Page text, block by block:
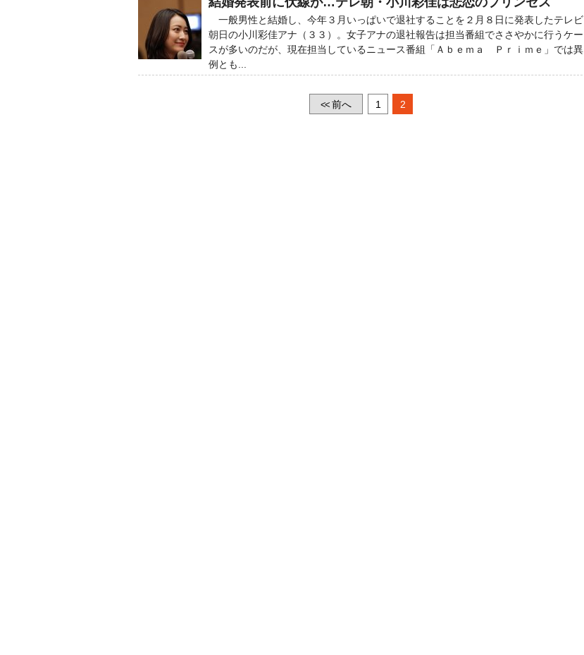
一般男性と結婚し、今年３月いっぱいで退社することを２月８日に発表したテレビ
朝日の小川彩佳アナ（３３）。女子アナの退社報告は担当番組でささやかに行うケー
スが多いのだが、現在担当しているニュース番組「Ａｂｅｍａ Ｐｒｉｍｅ」では異
例とも...
<<前へ 1 2